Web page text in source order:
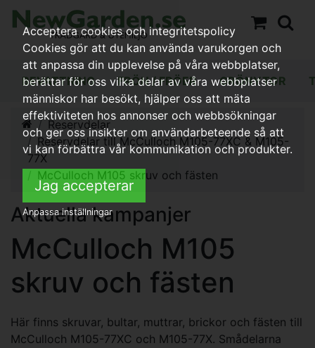
BEVATTNING FRÖN / FRÖER GRÖNYTOR
Reservdelar
Reservdelar till McCulloch M105-77XC & M105-
77X
McCulloch M105 skruv och fästen
Aktuella kampanjer
McCulloch M105
skruv och fästen
Här finns skruvar, bultar, muttrar, brickor och fästen till
McCulloch M105-77XC och M105-77X. Smådelarna
Acceptera cookies och integritetspolicy
Cookies gör att du kan använda varukorgen och
att anpassa din upplevelse på våra webbplatser,
berättar för oss vilka delar av våra webbplatser
människor har besökt, hjälper oss att mäta
effektiviteten hos annonser och webbsökningar
och ger oss insikter om användarbeteende så att
vi kan förbättra vår kommunikation och produkter.
Jag accepterar
Anpassa inställningar